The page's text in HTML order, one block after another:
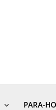
PARA-